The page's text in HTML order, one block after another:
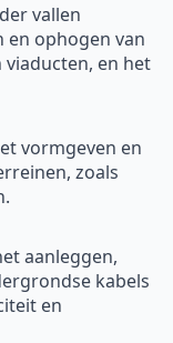
vallen
en ophogen van
en het
vormgeven en
zoals
aanleggen,
kabels
en